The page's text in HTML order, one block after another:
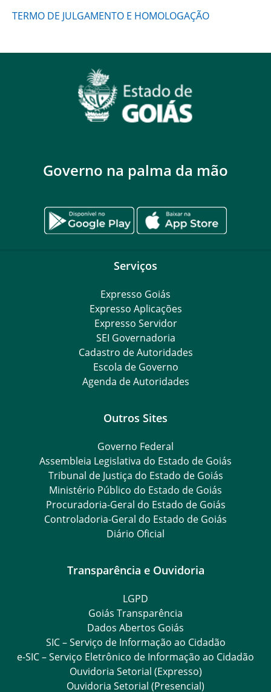
TERMO DE JULGAMENTO E HOMOLOGAÇÃO
Governo na palma da mão
Serviços
Expresso Goiás
Expresso Aplicações
Expresso Servidor
SEI Governadoria
Cadastro de Autoridades
Escola de Governo
Agenda de Autoridades
Outros Sites
Governo Federal
Assembleia Legislativa do Estado de Goiás
Tribunal de Justiça do Estado de Goiás
Ministério Público do Estado de Goiás
Procuradoria-Geral do Estado de Goiás
Controladoria-Geral do Estado de Goiás
Diário Oficial
Transparência e Ouvidoria
LGPD
Goiás Transparência
Dados Abertos Goiás
SIC – Serviço de Informação ao Cidadão
e-SIC – Serviço Eletrônico de Informação ao Cidadão
Ouvidoria Setorial (Expresso)
Ouvidoria Setorial (Presencial)